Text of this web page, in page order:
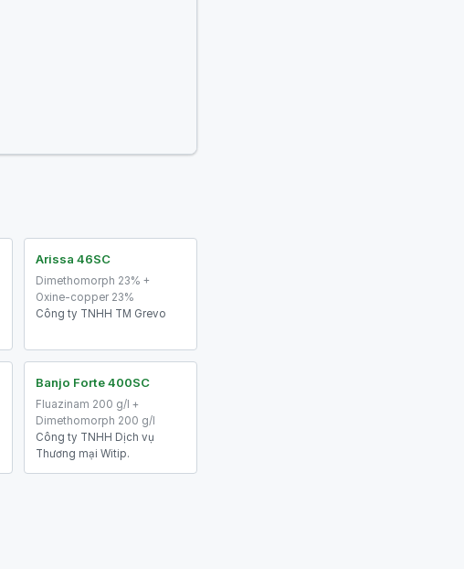
Arissa 46SC
Dimethomorph 23% +
Oxine-copper 23%
Công ty TNHH TM Grevo
Banjo Forte 400SC
Fluazinam 200 g/l +
Dimethomorph 200 g/l
Công ty TNHH Dịch vụ
Thương mại Witip.